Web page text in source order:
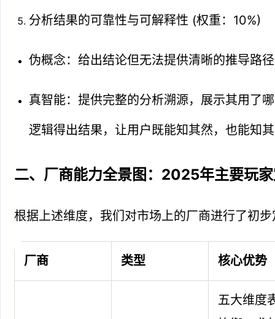
分析结果的可靠性与可解释性 (权重：10%)
伪概念：给出结论但无法提供清晰的推导路
真智能：提供完整的分析溯源，展示其用了
逻辑得出结果，让用户既能知其然，也能知
二、厂商能力全景图：2025年主要玩
根据上述维度，我们对市场上的厂商进行了初
厂商 类型 核心优势
五大维度